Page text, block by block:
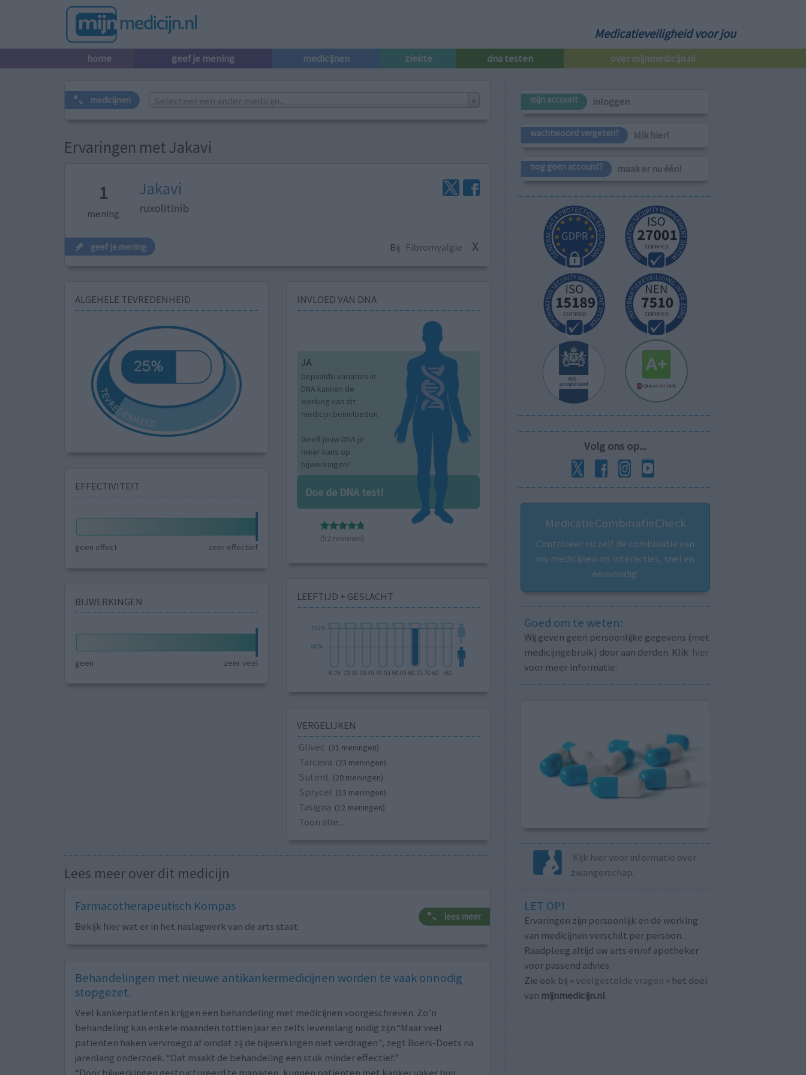
Medicatieveiligheid voor jou
home geef je mening medicijnen ziekte dna testen over mijnmedicijn.nl
medicijnen Selecteer een ander medicijn...
Ervaringen met Jakavi
1
mening
Jakavi
ruxolitinib
geef je mening Bij Fibromyalgie X
ALGEHELE TEVREDENHEID
EFFECTIVITEIT
geen effect zeer effectief
BIJWERKINGEN
geen zeer veel
INVLOED VAN DNA
JA
bepaalde variaties in
DNA kunnen de
werking van dit
medicijn beïnvloeden.
Geeft jouw DNA je
meer kans op
bijwerkingen?
Doe de DNA test!
(52 reviews)
LEEFTIJD + GESLACHT
VERGELIJKEN
Glivec (31 meningen)
Tarceva (23 meningen)
Sutent (20 meningen)
Sprycel (13 meningen)
Tasigna (12 meningen)
Toon alle...
Lees meer over dit medicijn
Farmacotherapeutisch Kompas
Bekijk hier wat er in het naslagwerk van de arts staat
lees meer
Behandelingen met nieuwe antikankermedicijnen worden te vaak onnodig
stopgezet.
Veel kankerpatiënten krijgen een behandeling met medicijnen voorgeschreven. Zo’n
behandeling kan enkele maanden tottien jaar en zelfs levenslang nodig zijn.“Maar veel
patiënten haken vervroegd af omdat zij de bijwerkingen niet verdragen”, zegt Boers-Doets na
jarenlang onderzoek. “Dat maakt de behandeling een stuk minder effectief.”
mijn account inloggen
wachtwoord vergeten? klik hier!
nog geen account? maak er nu één!
Volg ons op...
MedicatieCombinatieCheck
Controleer nu zelf de combinatie van
uw medicijnen op interacties, snel en
eenvoudig.
Goed om te weten:
Wij geven geen persoonlijke gegevens (met
medicijngebruik) door aan derden. Klik hier
voor meer informatie.
Kijk hier voor informatie over
zwangerschap.
LET OP!
Ervaringen zijn persoonlijk en de werking
van medicijnen verschilt per persoon.
Raadpleeg altijd uw arts en/of apotheker
voor passend advies.
Zie ook bij « veelgestelde vragen » het doel
van mijnmedicijn.nl.